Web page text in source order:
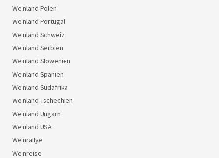
Weinland Polen
Weinland Portugal
Weinland Schweiz
Weinland Serbien
Weinland Slowenien
Weinland Spanien
Weinland Südafrika
Weinland Tschechien
Weinland Ungarn
Weinland USA
Weinrallye
Weinreise